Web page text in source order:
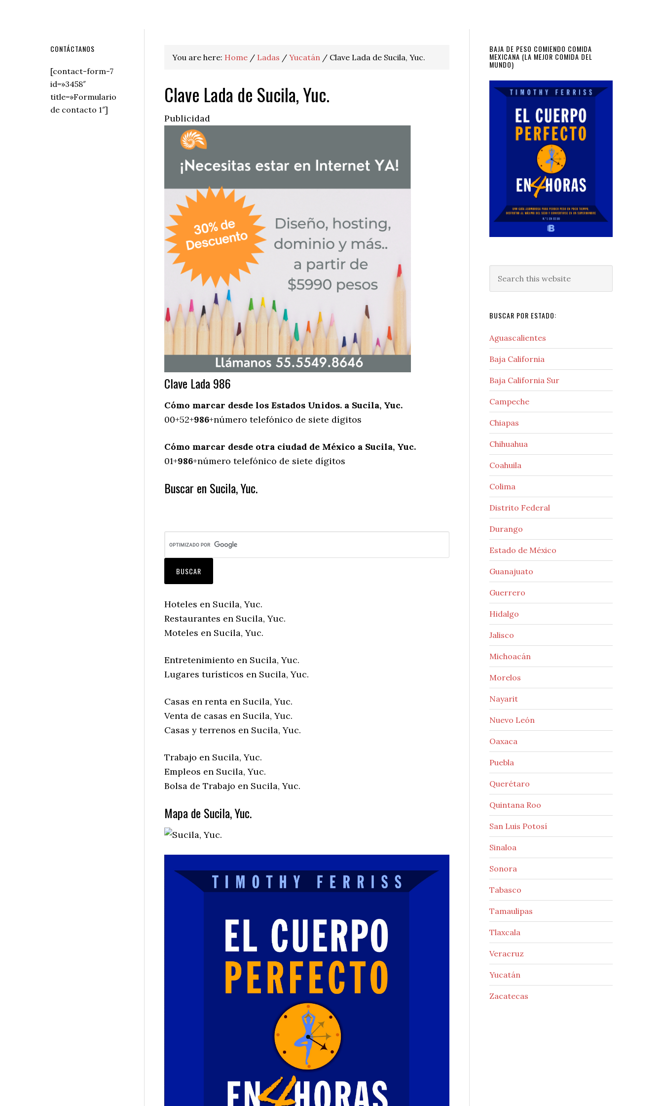
You are here: Home / Ladas / Yucatán / Clave Lada de Sucila, Yuc.
Clave Lada de Sucila, Yuc.
Publicidad
Clave Lada 986
Cómo marcar desde los Estados Unidos. a Sucila, Yuc.
00+52+986+número telefónico de siete dígitos
Cómo marcar desde otra ciudad de México a Sucila, Yuc.
01+986+número telefónico de siete dígitos
Buscar en Sucila, Yuc.
Hoteles en Sucila, Yuc.
Restaurantes en Sucila, Yuc.
Moteles en Sucila, Yuc.
Entretenimiento en Sucila, Yuc.
Lugares turísticos en Sucila, Yuc.
Casas en renta en Sucila, Yuc.
Venta de casas en Sucila, Yuc.
Casas y terrenos en Sucila, Yuc.
Trabajo en Sucila, Yuc.
Empleos en Sucila, Yuc.
Bolsa de Trabajo en Sucila, Yuc.
Mapa de Sucila, Yuc.
Primary
Sidebar
BAJA DE PESO COMIENDO COMIDA
MEXICANA (LA MEJOR COMIDA DEL
MUNDO)
this
BUSCAR POR ESTADO:
Aguascalientes
Baja California
Baja California Sur
Campeche
Chiapas
Chihuahua
Coahuila
Colima
Distrito Federal
Durango
Estado de México
Guanajuato
Guerrero
Hidalgo
Jalisco
Michoacán
Morelos
Nayarit
Nuevo León
Oaxaca
Puebla
Querétaro
Quintana Roo
San Luis Potosí
Sinaloa
Sonora
Tabasco
Tamaulipas
Tlaxcala
Veracruz
Yucatán
Zacatecas
Secondary
Sidebar
CONTÁCTANOS
[contact-form-7
id=»3458″
title=»Formulario
de contacto 1″]